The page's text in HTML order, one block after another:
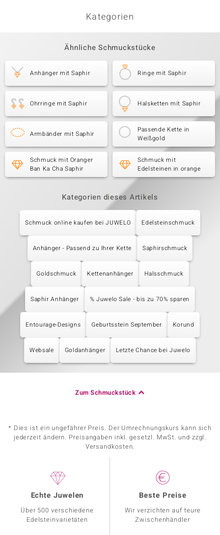
Kategorien
Ähnliche Schmuckstücke
Anhänger mit Saphir Ringe mit Saphir
Ohrringe mit Saphir Halsketten mit Saphir
Armbänder mit Saphir
Passende Kette in
Weißgold
Schmuck mit Oranger
Ban Ka Cha Saphir
Schmuck mit
Edelsteinen in orange
Kategorien dieses Artikels
Schmuck online kaufen bei JUWELO Edelsteinschmuck
Anhänger - Passend zu Ihrer Kette Saphirschmuck
Goldschmuck Kettenanhänger Halsschmuck
Saphir Anhänger % Juwelo Sale - bis zu 70% sparen
Entourage-Designs Geburtsstein September Korund
Websale Goldanhänger Letzte Chance bei Juwelo
Zum Schmuckstück
* Dies ist ein ungefährer Preis. Der Umrechnungskurs kann sich
jederzeit ändern. Preisangaben inkl. gesetzl. MwSt. und zzgl.
Versandkosten.
Echte Juwelen
Über 500 verschiedene
Edelsteinvarietäten
Beste Preise
Wir verzichten auf teure
Zwischenhändler